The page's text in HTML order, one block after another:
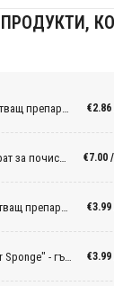
Sano - Препарат за почистване на мебели €7.00
Sano "Wonder Sponge" - гъба за почистване